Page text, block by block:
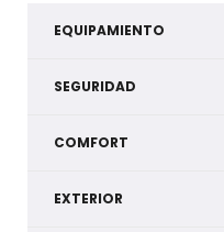
EQUIPAMIENTO
SEGURIDAD
COMFORT
EXTERIOR